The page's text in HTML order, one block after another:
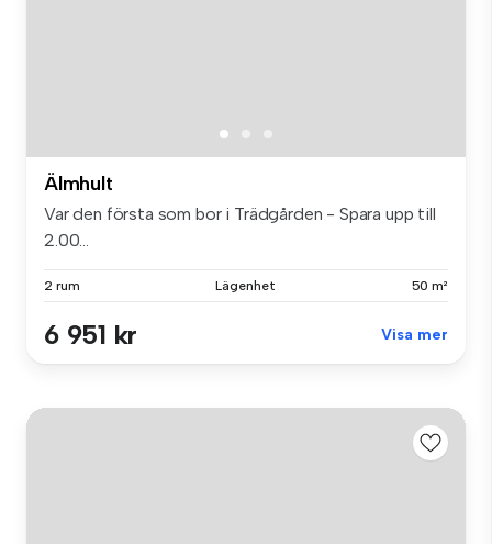
Älmhult
Var den första som bor i Trädgården - Spara upp till
2.00...
2 rum Lägenhet 50 m²
6 951 kr Visa mer